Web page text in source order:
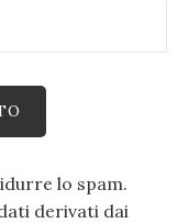
lo spam.
derivati dai